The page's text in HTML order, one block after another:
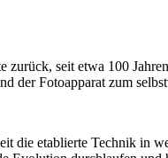
seit etwa 100
Fotoapparat zum
die etablierte Technik in